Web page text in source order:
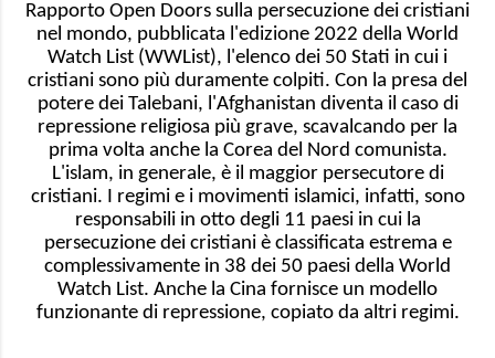
Rapporto Open Doors sulla persecuzione dei cristiani
nel mondo, pubblicata l'edizione 2022 della World
Watch List (WWList), l'elenco dei 50 Stati in cui i
cristiani sono più duramente colpiti. Con la presa del
potere dei Talebani, l'Afghanistan diventa il caso di
repressione religiosa più grave, scavalcando per la
prima volta anche la Corea del Nord comunista.
L'islam, in generale, è il maggior persecutore di
cristiani. I regimi e i movimenti islamici, infatti, sono
responsabili in otto degli 11 paesi in cui la
persecuzione dei cristiani è classificata estrema e
complessivamente in 38 dei 50 paesi della World
Watch List. Anche la Cina fornisce un modello
funzionante di repressione, copiato da altri regimi.